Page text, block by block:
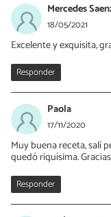
Mercedes
18/05/2021
Excelente y exquisita,
Responder
Paola
17/11/2020
Muy buena receta, salí
quedó riquísima.
Responder